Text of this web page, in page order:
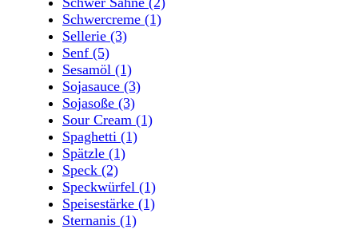
Schwercreme (1)
Sellerie (3)
Senf (5)
Sesamöl (1)
Sojasauce (3)
Sojasoße (3)
Sour Cream (1)
Spaghetti (1)
Spätzle (1)
Speck (2)
Speckwürfel (1)
Speisestärke (1)
Sternanis (1)